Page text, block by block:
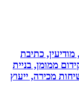
כתיבת
בניית
ייעוץ